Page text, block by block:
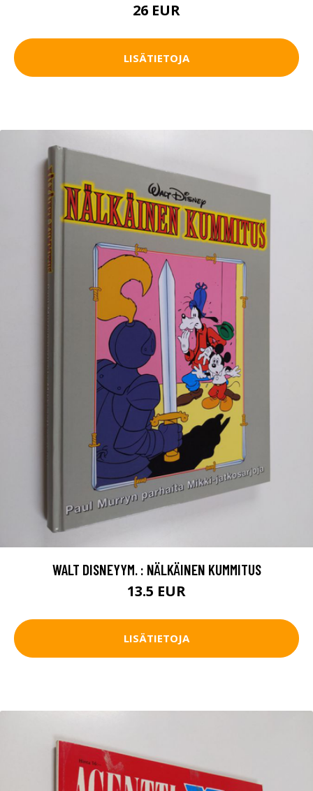
26 EUR
LISÄTIETOJA
WALT DISNEYYM. : NÄLKÄINEN KUMMITUS
13.5 EUR
LISÄTIETOJA